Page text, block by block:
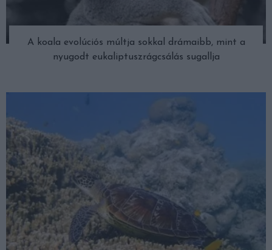
A koala evolúciós múltja sokkal drámaibb, mint a
nyugodt eukaliptuszrágcsálás sugallja